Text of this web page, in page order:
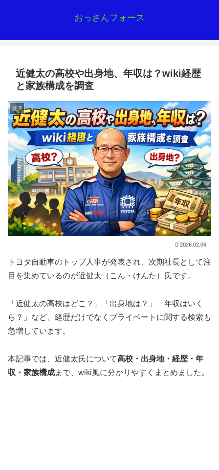
おっさんフォース
近健太の高校や出身地、年収は？wiki経歴
と家族構成を調査
経済
2026.02.06
トヨタ自動車のトップ人事が発表され、次期社長として注
目を集めているのが近健太（こん・けんた）氏です。
「近健太の高校はどこ？」「出身地は？」「年収はいく
ら？」など、経歴だけでなくプライベートに関する検索も
急増しています。
本記事では、近健太氏について高校・出身地・経歴・年
収・家族構成まで、wiki風に分かりやすくまとめました。